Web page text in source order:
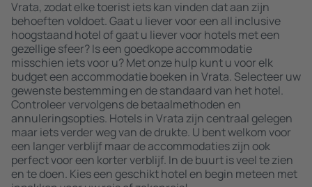
Vrata, zodat elke toerist iets kan vinden dat aan zijn
behoeften voldoet. Gaat u liever voor een all inclusive
hoogstaand hotel of gaat u liever voor hotels met een
gezellige sfeer? Is een goedkope accommodatie
misschien iets voor u? Met onze hulp kunt u voor elk
budget een accommodatie boeken in Vrata. Selecteer uw
gewenste bestemming en de standaard van het hotel.
Controleer vervolgens de betaalmethoden en
annuleringsopties. Hotels in Vrata zijn centraal gelegen
maar iets verder weg van de drukte. U bent welkom voor
een langer verblijf maar de accommodaties zijn ook
perfect voor een korter verblijf. In de buurt is veel te zien
en te doen. Kies een geschikt hotel en begin meteen met